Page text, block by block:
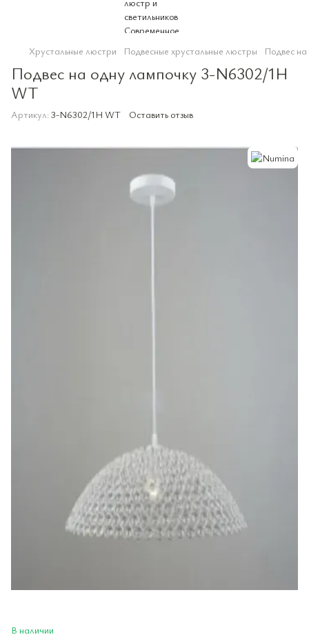
Хрустальные люстри Подвесные хрустальные люстры Подвес
Подвес на одну лампочку 3-N6302/1H
WT
Артикул: 3-N6302/1H WT Оставить отзыв
В наличии